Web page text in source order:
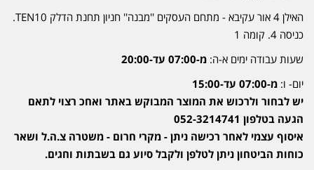
האילן 4 אור עקיבא - מתחם העסקים ''מבנה'' חניון תחנת הדלק TEN10.
כניסה 4. קומה 1
שעות עבודה ימים א-ה: מ-07:00 עד-20:00
יום- ו: מ-07:00 עד-15:00
יש לבחור ולרכוש את המוצר המבוקש באתר ואחכ רצוי לתאם
הגעה בטלפון 052-3214741
איסוף עצמי לאחר רכישה ניתן - מקרי חרום - משטרה צ.ה.ל ושאר
כוחות הביטחון ניתן לטלפן ולקבל סיוע גם בשבתות וחגים.